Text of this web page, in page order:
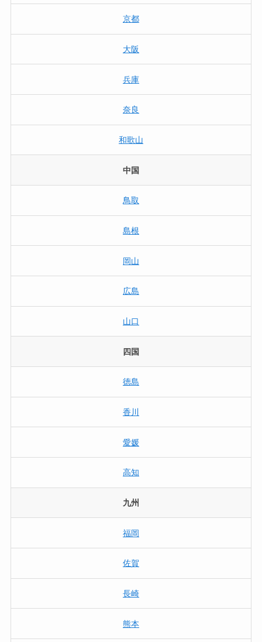
京都
大阪
兵庫
奈良
和歌山
中国
鳥取
島根
岡山
広島
山口
四国
徳島
香川
愛媛
高知
九州
福岡
佐賀
長崎
熊本